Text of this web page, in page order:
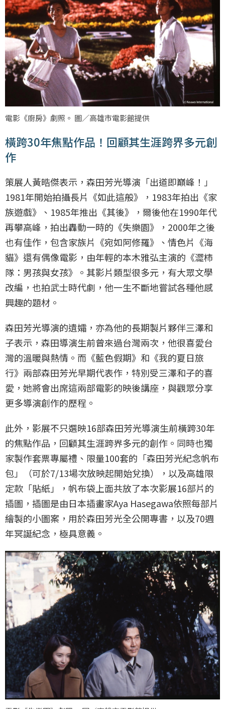
電影《廚房》劇照。 圖／高雄市電影館提供
橫跨30年焦點作品！回顧其生涯跨界多元創
作
策展人黃晧傑表示，森田芳光導演「出道即巔峰！」
1981年開始拍攝長片《如此這般》，1983年拍出《家
族遊戲》、1985年推出《其後》，爾後他在1990年代
再攀高峰，拍出轟動一時的《失樂園》，2000年之後
也有佳作，包含家族片《宛如阿修羅》、情色片《海
貓》還有偶像電影，由年輕的本木雅弘主演的《澀柿
隊：男孩與女孩》。其影片類型很多元，有大眾文學
改編，也拍武士時代劇，他一生不斷地嘗試各種他感
興趣的題材。
森田芳光導演的遺孀，亦為他的長期製片夥伴三澤和
子表示，森田導演生前曾來過台灣兩次，他很喜愛台
灣的溫暖與熱情。而《藍色假期》和《我的夏日旅
行》兩部森田芳光早期代表作，特別受三澤和子的喜
愛，她將會出席這兩部電影的映後講座，與觀眾分享
更多導演創作的歷程。
此外，影展不只選映16部森田芳光導演生前橫跨30年
的焦點作品，回顧其生涯跨界多元的創作。同時也獨
家製作套票專屬禮、限量100套的「森田芳光紀念帆布
包」（可於7/13場次放映起開始兌換），以及高雄限
定款「貼紙」，帆布袋上面共放了本次影展16部片的
插圖，插圖是由日本插畫家Aya Hasegawa依照每部片
繪製的小圖案，用於森田芳光全公開專書，以及70週
年冥誕紀念，極具意義。